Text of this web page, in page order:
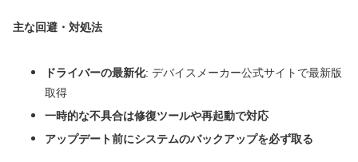
主な回避・対処法
ドライバーの最新化: デバイスメーカー公式サイトで最新版
取得
一時的な不具合は修復ツールや再起動で対応
アップデート前にシステムのバックアップを必ず取る